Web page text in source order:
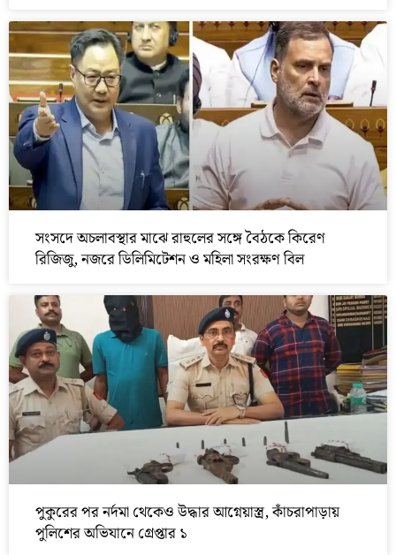
সংসদে অচলাবস্থার মাঝে রাহুলের সঙ্গে বৈঠকে কিরেণ
রিজিজু, নজরে ডিলিমিটেশন ও মহিলা সংরক্ষণ বিল
পুকুরের পর নর্দমা থেকেও উদ্ধার আগ্নেয়াস্ত্র, কাঁচরাপাড়ায়
পুলিশের অভিযানে গ্রেপ্তার ১